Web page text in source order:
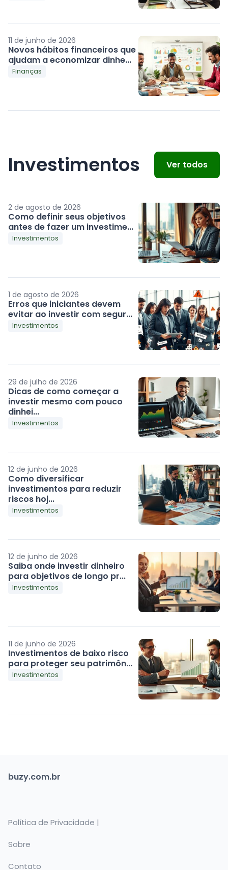
11 de junho de 2026
Novos hábitos financeiros que
ajudam a economizar dinhe...
Finanças
Investimentos Ver todos
2 de agosto de 2026
Como definir seus objetivos
antes de fazer um investime...
Investimentos
1 de agosto de 2026
Erros que iniciantes devem
evitar ao investir com segur...
Investimentos
29 de julho de 2026
Dicas de como começar a
investir mesmo com pouco
dinhei...
Investimentos
12 de junho de 2026
Como diversificar
investimentos para reduzir
riscos hoj...
Investimentos
12 de junho de 2026
Saiba onde investir dinheiro
para objetivos de longo pr...
Investimentos
11 de junho de 2026
Investimentos de baixo risco
para proteger seu patrimôn...
Investimentos
buzy.com.br
Política de Privacidade |
Sobre
Contato